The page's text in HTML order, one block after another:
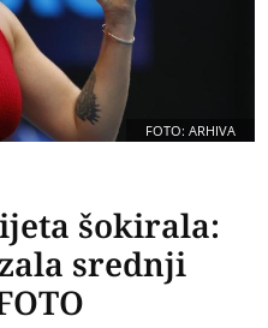
FOTO: ARHIVA
šokirala:
srednji